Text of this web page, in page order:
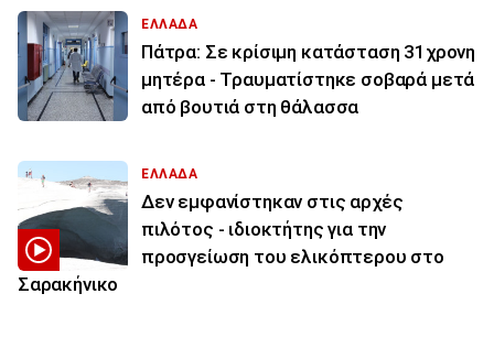
ΕΛΛΑΔΑ
Πάτρα: Σε κρίσιμη κατάσταση 31χρονη
μητέρα - Τραυματίστηκε σοβαρά μετά
από βουτιά στη θάλασσα
ΕΛΛΑΔΑ
Δεν εμφανίστηκαν στις αρχές
πιλότος - ιδιοκτήτης για την
προσγείωση του ελικόπτερου στο
Σαρακήνικο